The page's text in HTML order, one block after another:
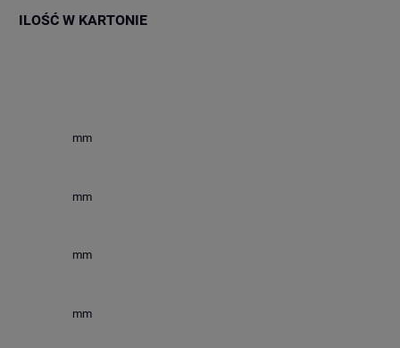
ILOŚĆ W KARTONIE
mm
mm
mm
mm